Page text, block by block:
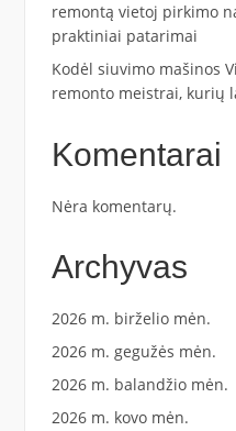
remontą vietoj pirkimo
praktiniai patarimai
Kodėl siuvimo mašinos
remonto meistrai, kurių
Komentarai
Nėra komentarų.
Archyvas
2026 m. birželio mėn.
2026 m. gegužės mėn.
2026 m. balandžio mėn.
2026 m. kovo mėn.